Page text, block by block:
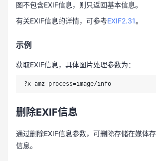
图不包含EXIF信息，则只返回基本信息。
有关EXIF信息的详情，可参考EXIF2.31。
示例
获取EXIF信息，具体图片处理参数为：
?x-amz-process=image/info
删除EXIF信息
通过删除EXIF信息参数，可删除存储在媒体
信息。